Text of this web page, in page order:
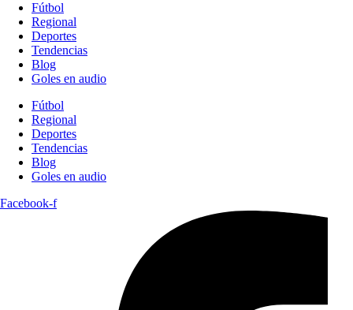
Fútbol
Regional
Deportes
Tendencias
Blog
Goles en audio
Fútbol
Regional
Deportes
Tendencias
Blog
Goles en audio
Facebook-f